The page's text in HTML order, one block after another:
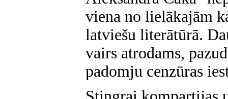
viena no lielākajām
latviešu literātūrā.
vairs atrodams,
padomju cenzūras